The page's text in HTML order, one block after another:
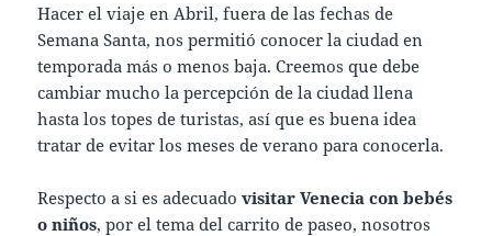
Hacer el viaje en Abril, fuera de las fechas de
Semana Santa, nos permitió conocer la ciudad en
temporada más o menos baja. Creemos que debe
cambiar mucho la percepción de la ciudad llena
hasta los topes de turistas, así que es buena idea
tratar de evitar los meses de verano para conocerla.
Respecto a si es adecuadovisitar Venecia con bebés
o niños, por el tema del carrito de paseo, nosotros